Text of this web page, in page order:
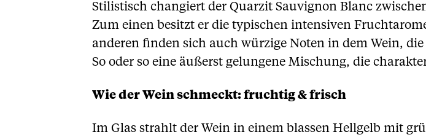
Stilistisch changiert der Quarzit Sauvignon Blanc
Zum einen besitzt er die typischen intensiven
anderen finden sich auch würzige Noten in dem Wein,
So oder so eine äußerst gelungene Mischung, die
Wie der Wein schmeckt: fruchtig & frisch
Im Glas strahlt der Wein in einem blassen Hellgelb mit